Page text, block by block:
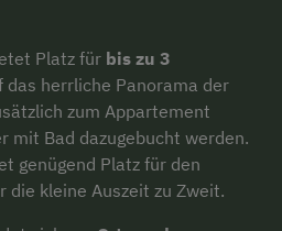
Platz für bis zu 3
das herrliche Panorama der
zum Appartement
mit Bad dazugebucht werden.
genügend Platz für den
die kleine Auszeit zu Zweit.